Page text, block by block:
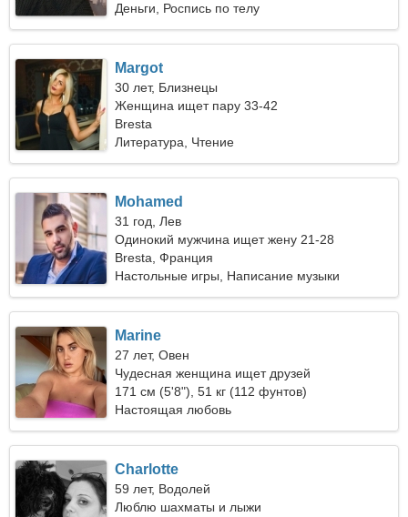
Деньги, Роспись по телу
Margot
30 лет, Близнецы
Женщина ищет пару 33-42
Bresta
Литература, Чтение
Mohamed
31 год, Лев
Одинокий мужчина ищет жену 21-28
Bresta, Франция
Настольные игры, Написание музыки
Marine
27 лет, Овен
Чудесная женщина ищет друзей
171 см (5'8"), 51 кг (112 фунтов)
Настоящая любовь
Charlotte
59 лет, Водолей
Люблю шахматы и лыжи